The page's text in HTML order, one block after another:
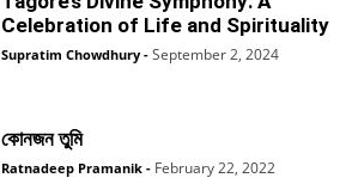
Celebration of Life and Spirituality
Supratim Chowdhury - September 2, 2024
কোনজন তুমি
Ratnadeep Pramanik - February 22, 2022